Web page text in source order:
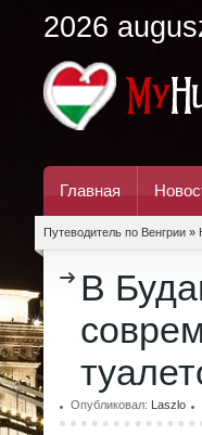
2026
Главная
Путеводитель по Венгрии »
В
Опубликовал: Laszlo